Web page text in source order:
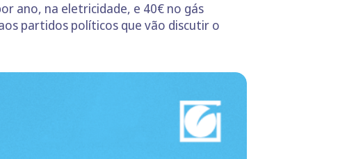
ano, na eletricidade, e 40€ no gás
partidos políticos que vão discutir o